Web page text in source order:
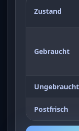
Zustand
Gebraucht
Ungebraucht
Postfrisch